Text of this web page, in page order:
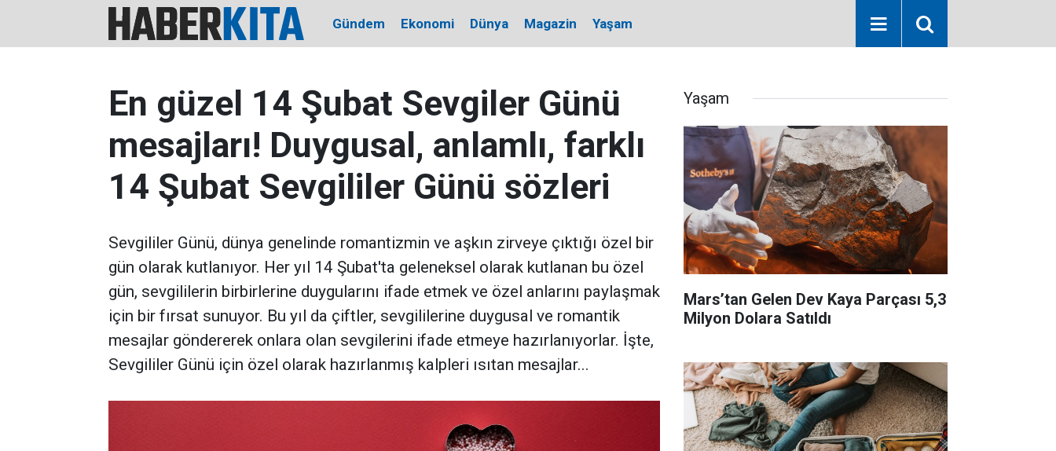
Gündem Ekonomi Dünya Magazin Yaşam
En güzel 14 Şubat Sevgiler Günü
mesajları! Duygusal, anlamlı, farklı
14 Şubat Sevgililer Günü sözleri
Sevgililer Günü, dünya genelinde romantizmin ve aşkın zirveye çıktığı özel bir
gün olarak kutlanıyor. Her yıl 14 Şubat'ta geleneksel olarak kutlanan bu özel
gün, sevgililerin birbirlerine duygularını ifade etmek ve özel anlarını paylaşmak
için bir fırsat sunuyor. Bu yıl da çiftler, sevgililerine duygusal ve romantik
mesajlar göndererek onlara olan sevgilerini ifade etmeye hazırlanıyorlar. İşte,
Sevgililer Günü için özel olarak hazırlanmış kalpleri ısıtan mesajlar...
Yaşam
Mars’tan Gelen Dev Kaya Parçası 5,3
Milyon Dolara Satıldı